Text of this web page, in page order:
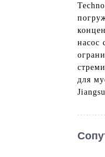
насос
для